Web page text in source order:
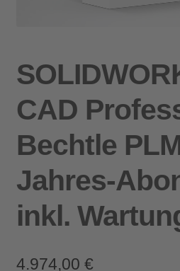
CAD
Bechtle
Jahres-
inkl.
4.974,00 €